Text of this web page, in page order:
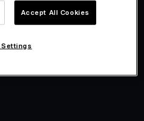
Accept All Cookies